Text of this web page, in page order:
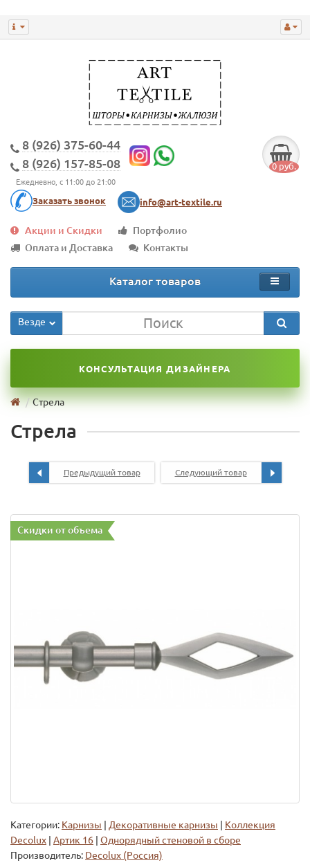
8 (926) 375-60-44
8 (926) 157-85-08
Ежедневно, с 11:00 до 21:00
Заказать звонок info@art-textile.ru
0 руб.
Акции и Скидки
Портфолио
Оплата и Доставка
Контакты
Каталог товаров
Везде
КОНСУЛЬТАЦИЯ ДИЗАЙНЕРА
Стрела
Стрела
Предыдущий товар Следующий товар
Скидки от объема
Категории: Карнизы Декоративные карнизы
Коллекция
Decolux
Артик 16
Однорядный стеновой в сборе
Производитель: Decolux (Россия)